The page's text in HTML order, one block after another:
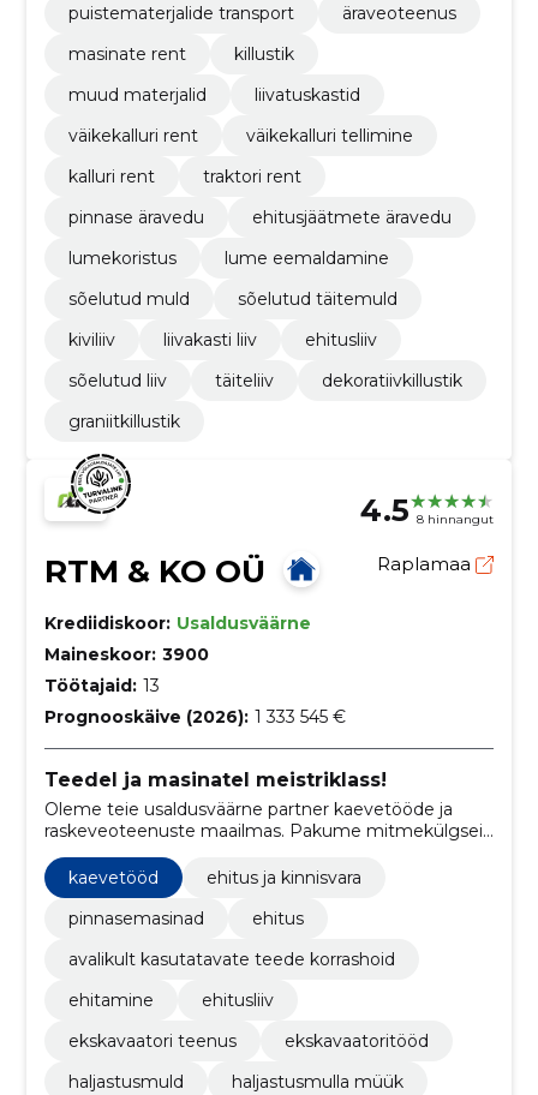
puistematerjalide transport
äraveoteenus
masinate rent
killustik
muud materjalid
liivatuskastid
väikekalluri rent
väikekalluri tellimine
kalluri rent
traktori rent
pinnase äravedu
ehitusjäätmete äravedu
lumekoristus
lume eemaldamine
sõelutud muld
sõelutud täitemuld
kiviliiv
liivakasti liiv
ehitusliiv
sõelutud liiv
täiteliiv
dekoratiivkillustik
graniitkillustik
4.5 8 hinnangut
RTM & KO OÜ Raplamaa
Krediidiskoor: Usaldusväärne
Maineskoor: 3900
Töötajaid: 13
Prognooskäive (2026): 1 333 545 €
Teedel ja masinatel meistriklass!
Oleme teie usaldusväärne partner kaevetööde ja
raskeveoteenuste maailmas. Pakume mitmekülgseid
ehitusprojektide nõudmistele kui ka individuaalsele
vajadusele.
kaevetööd
ehitus ja kinnisvara
pinnasemasinad
ehitus
avalikult kasutatavate teede korrashoid
ehitamine
ehitusliiv
ekskavaatori teenus
ekskavaatoritööd
haljastusmuld
haljastusmulla müük